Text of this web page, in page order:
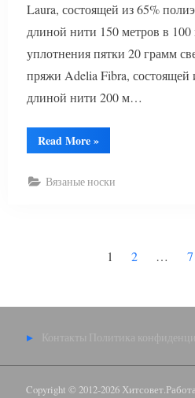
Laura, состоящей из 65%
длиной нити 150 метров в 100
уплотнения пятки 20 грамм
пряжи Adelia Fibra, состоящей
длиной нити 200 м…
Read More“Гольфы
выше
»
Вязаные носки
1 2 … 7
Контакты Политика
Copyright © 2012-2026 Хитсовет.